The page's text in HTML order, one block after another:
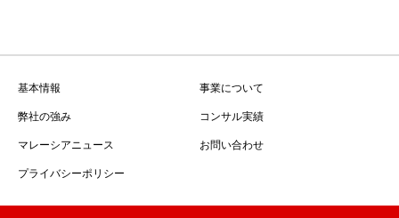
基本情報
事業について
弊社の強み
コンサル実績
マレーシアニュース
お問い合わせ
プライバシーポリシー